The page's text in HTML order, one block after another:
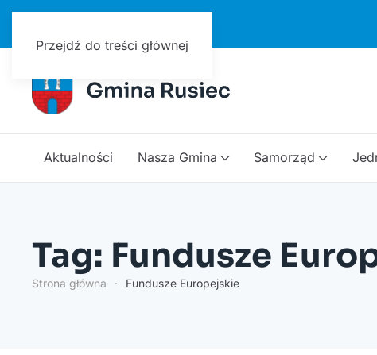
Przejdź do treści głównej
Aktualności Nasza Gmina Samorząd
Tag: Fundusze
Strona główna Fundusze Europejskie